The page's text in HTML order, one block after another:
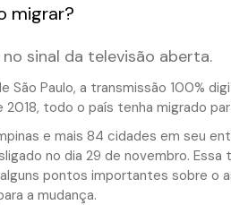
migrar?
sinal da televisão aberta.
São Paulo, a transmissão 100%
todo o país tenha migrado
e mais 84 cidades em seu
no dia 29 de novembro. Essa
pontos importantes sobre o
a mudança.